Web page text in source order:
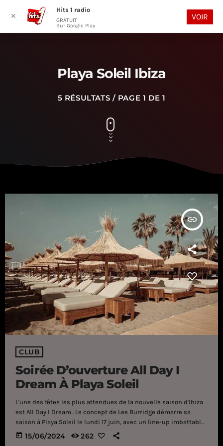
play_arrow
Playa Soleil Ibiza
5 RÉSULTATS / PAGE 1 DE 1
insert_link
CLUB
Soirée D’ouverture All Day I
Dream À Playa Soleil
L'une des fêtes les plus attendues de la nouvelle saison d'Ibiza
est All Day I Dream . Le concept de Lee Burridge démarre sa
saison à Playa Soleil le lundi 17 juin, avec un line-up imbattable
et une mise en scène spectaculaire. Ce qui a commencé comme
un projet sur un toit de Brooklyn est devenu une marque qui
today 15/06/2024 262
✕
Hits 1 radio
GRATUIT
Sur Google Play
VOIR